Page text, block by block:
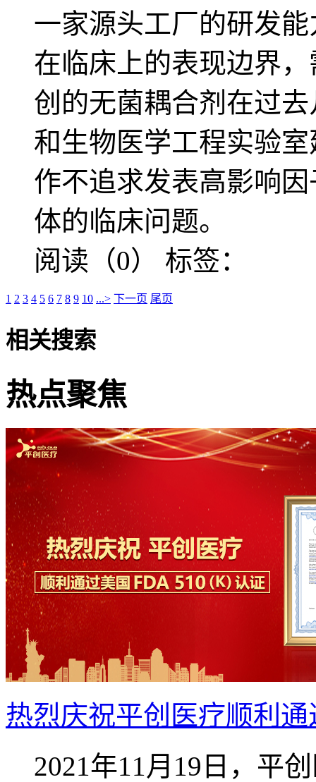
一家源头工厂的研发
在临床上的表现边界
创的无菌耦合剂在过
和生物医学工程实验
作不追求发表高影响
体的临床问题。
阅读（0） 标签：
1 2 3 4 5 6 7 8 9 10 ...> 下一页 尾页
相关搜索
热点聚焦
热烈庆祝平创医疗顺利
2021年11月19日，平